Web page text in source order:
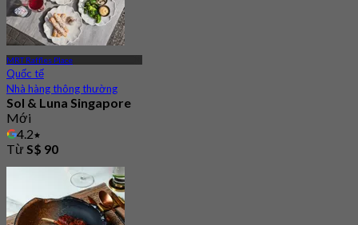
MRT Raffles Place
Quốc tế
Nhà hàng thông thường
Sol & Luna Singapore
Mới
4.2
Từ S$ 90